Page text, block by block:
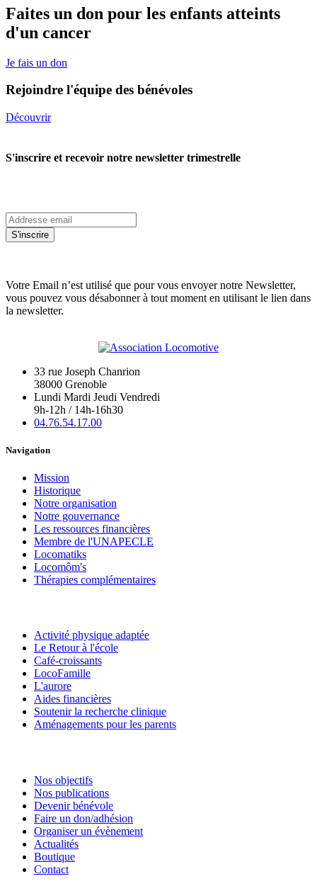
Faites un don pour les enfants atteints
d'un cancer
Je fais un don
Rejoindre l'équipe des bénévoles
Découvrir
S'inscrire et recevoir notre newsletter trimestrelle
S'inscrire
Votre Email n’est utilisé que pour vous envoyer notre Newsletter,
vous pouvez vous désabonner à tout moment en utilisant le lien dans
la newsletter.
33 rue Joseph Chanrion
38000 Grenoble
Lundi Mardi Jeudi Vendredi
9h-12h / 14h-16h30
04.76.54.17.00
Navigation
Mission
Historique
Notre organisation
Notre gouvernance
Les ressources financières
Membre de l'UNAPECLE
Locomatiks
Locomôm's
Thérapies complémentaires
Activité physique adaptée
Le Retour à l'école
Café-croissants
LocoFamille
L'aurore
Aides financières
Soutenir la recherche clinique
Aménagements pour les parents
Nos objectifs
Nos publications
Devenir bénévole
Faire un don/adhésion
Organiser un évènement
Actualités
Boutique
Contact